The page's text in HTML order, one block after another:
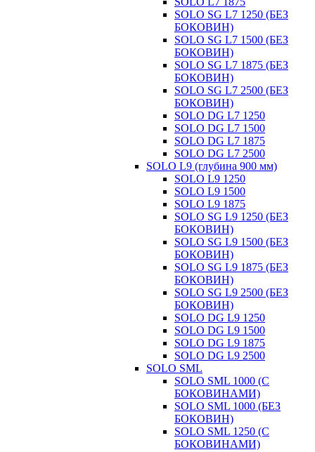
SOLO SG L7 1250 (БЕЗ
БОКОВИН)
SOLO SG L7 1500 (БЕЗ
БОКОВИН)
SOLO SG L7 1875 (БЕЗ
БОКОВИН)
SOLO SG L7 2500 (БЕЗ
БОКОВИН)
SOLO DG L7 1250
SOLO DG L7 1500
SOLO DG L7 1875
SOLO DG L7 2500
SOLO L9 (глубина 900 мм)
SOLO L9 1250
SOLO L9 1500
SOLO L9 1875
SOLO SG L9 1250 (БЕЗ
БОКОВИН)
SOLO SG L9 1500 (БЕЗ
БОКОВИН)
SOLO SG L9 1875 (БЕЗ
БОКОВИН)
SOLO SG L9 2500 (БЕЗ
БОКОВИН)
SOLO DG L9 1250
SOLO DG L9 1500
SOLO DG L9 1875
SOLO DG L9 2500
SOLO SML
SOLO SML 1000 (С
БОКОВИНАМИ)
SOLO SML 1000 (БЕЗ
БОКОВИН)
SOLO SML 1250 (С
БОКОВИНАМИ)